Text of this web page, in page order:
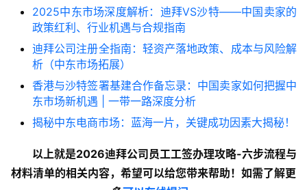
2025中东市场深度解析：迪拜VS沙特——中国卖家的
政策红利、行业机遇与合规指南
迪拜公司注册全指南：轻资产落地政策、成本与风险解
析（中东市场拓展）
香港与沙特签署基建合作备忘录：中国卖家如何把握中
东市场新机遇 | 一带一路深度分析
揭秘中东电商市场：蓝海一片，关键成功因素大揭秘！
以上就是2026迪拜公司员工工签办理攻略-六步流程与
材料清单的相关内容，希望可以给您带来帮助！如需了解更